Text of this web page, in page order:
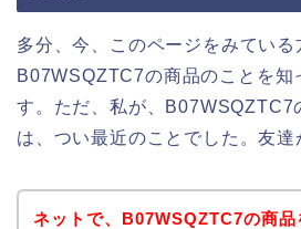
多分、今、このページをみている
B07WSQZTC7の商品のことを知
す。ただ、私が、B07WSQZTC7
は、つい最近のことでした。友達
ネットで、B07WSQZTC7の商品